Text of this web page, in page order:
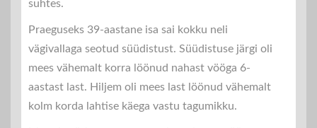
suhtes.
Praeguseks 39-aastane isa sai kokku neli
vägivallaga seotud süüdistust. Süüdistuse järgi oli
mees vähemalt korra löönud nahast vööga 6-
aastast last. Hiljem oli mees last löönud vähemalt
kolm korda lahtise käega vastu tagumikku.